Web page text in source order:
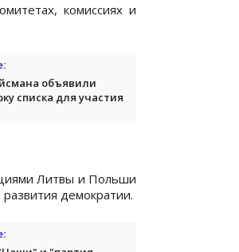
комиссиях и
объявили
списка для участия
Литвы и Польши
демократии.